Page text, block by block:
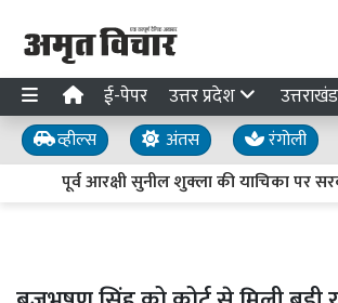
ई-पेपर उत्तर प्रदेश उत्तराखंड
व्हील्स अंतस रंगोली
पूर्व आरक्षी सुनील शुक्ला की याचिका पर